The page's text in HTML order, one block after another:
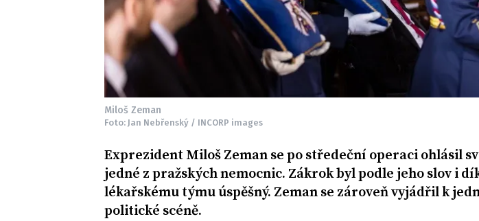
Miloš Zeman
Foto: Jan Nebřenský / INCORP images
Exprezident Miloš Zeman se po středeční operaci ohlásil
jedné z pražských nemocnic. Zákrok byl podle jeho slov i
lékařskému týmu úspěšný. Zeman se zároveň vyjádřil k
politické scéně.